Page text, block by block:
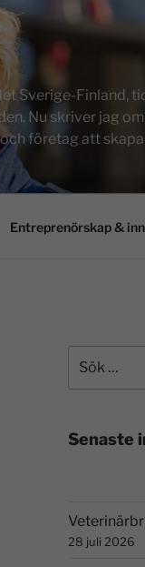
Sverige-Finland,
Nu skriver jag
företag att
Entreprenörskap &
Senaste
28 juli 2026